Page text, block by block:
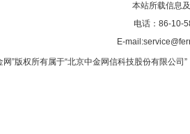
本站所载信息
电话：86-10-
E-
网”版权所有属于“北京中金网信科技股份有限公司